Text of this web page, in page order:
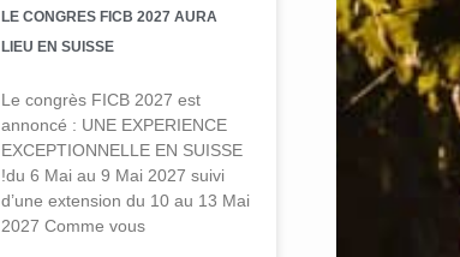
LE CONGRES FICB 2027 AURA
LIEU EN SUISSE
Le congrès FICB 2027 est
annoncé : UNE EXPERIENCE
EXCEPTIONNELLE EN SUISSE
!du 6 Mai au 9 Mai 2027 suivi
d’une extension du 10 au 13 Mai
2027 Comme vous